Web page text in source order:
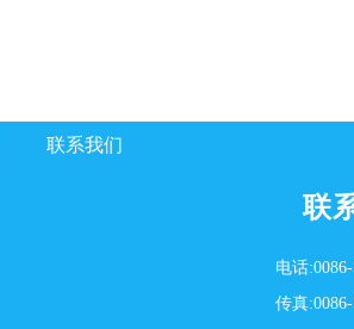
联系我们
联
电话
传真